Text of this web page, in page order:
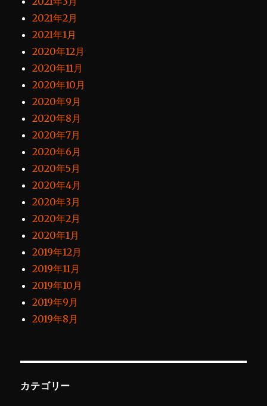
2021年2月
2021年1月
2020年12月
2020年11月
2020年10月
2020年9月
2020年8月
2020年7月
2020年6月
2020年5月
2020年4月
2020年3月
2020年2月
2020年1月
2019年12月
2019年11月
2019年10月
2019年9月
2019年8月
カテゴリー